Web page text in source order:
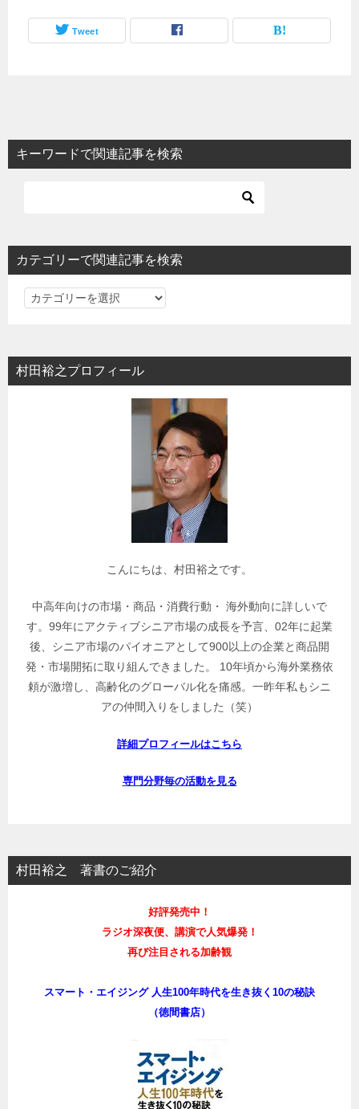
Tweet
キーワードで関連記事を検索
カテゴリーで関連記事を検索
カ
リ
ー
村田裕之プロフィール
こんにちは、村田裕之です。
中高年向けの市場・商品・消費行動・ 海外動向に詳しいで
す。99年にアクティブシニア市場の成長を予言、02年に起業
後、シニア市場のパイオニアとして900以上の企業と商品開
発・市場開拓に取り組んできました。 10年頃から海外業務依
頼が激増し、高齢化のグローバル化を痛感。一昨年私もシニ
アの仲間入りをしました（笑）
詳細プロフィールはこちら
専門分野毎の活動を見る
村田裕之 著書のご紹介
好評発売中！
ラジオ深夜便、講演で人気爆発！
再び注目される加齢観
スマート・エイジング 人生100年時代を生き抜く10の秘訣
（徳間書店）